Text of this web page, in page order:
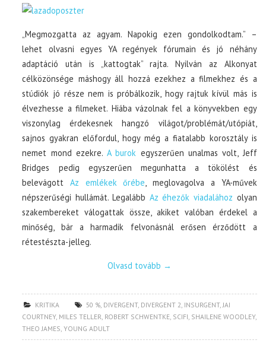
„Megmozgatta az agyam. Napokig ezen gondolkodtam.” –
lehet olvasni egyes YA regények fórumain és jó néhány
adaptáció után is „kattogtak” rajta. Nyilván az Alkonyat
célközönsége máshogy áll hozzá ezekhez a filmekhez és a
stúdiók jó része nem is próbálkozik, hogy rajtuk kívül más is
élvezhesse a filmeket. Hiába vázolnak fel a könyvekben egy
viszonylag érdekesnek hangzó világot/problémát/utópiát,
sajnos gyakran előfordul, hogy még a fiatalabb korosztály is
nemet mond ezekre.A burok egyszerűen unalmas volt, Jeff
Bridges pedig egyszerűen megunhatta a tökölést és
belevágottAz emlékek őrébe, meglovagolva a YA-művek
népszerűségi hullámát. Legalább Az éhezők viadalához olyan
szakembereket válogattak össze, akiket valóban érdekel a
minőség, bár a harmadik felvonásnál erősen érződött a
rétestészta-jelleg.
Olvasd tovább →
KRITIKA 50 %, DIVERGENT, DIVERGENT 2, INSURGENT,JAI
COURTNEY, MILES TELLER, ROBERT SCHWENTKE, SCIFI, SHAILENE WOODLEY,
THEO JAMES,YOUNG ADULT